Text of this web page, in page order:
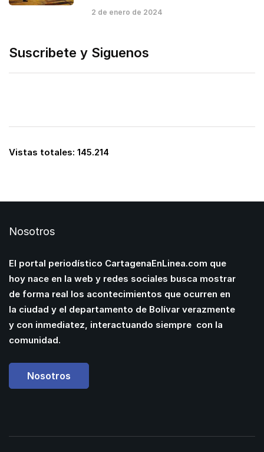
2 de enero de 2024
Suscribete y Siguenos
Vistas totales: 145.214
Nosotros
El portal periodístico CartagenaEnLinea.com que
hoy nace en la web y redes sociales busca mostrar
de forma real los acontecimientos que ocurren en
la ciudad y el departamento de Bolívar verazmente
y con inmediatez, interactuando siempre con la
comunidad.
Nosotros